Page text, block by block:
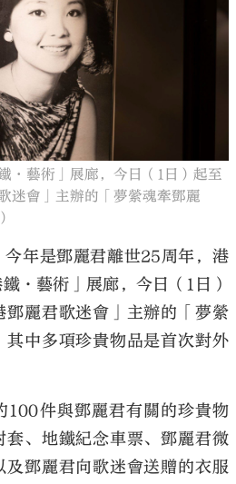
·藝術」展廊，今日（1日）起至
迷會」主辦的「夢縈魂牽鄧麗
年是鄧麗君離世25周年，港
·藝術」展廊，今日（1日）
麗君歌迷會」主辦的「夢縈
中多項珍貴物品是首次對外
100件與鄧麗君有關的珍貴物
套、地鐵紀念車票、鄧麗君微
鄧麗君向歌迷會送贈的衣服